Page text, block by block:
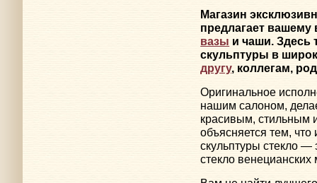
Магазин
предлагает
вазы и чаши. Здесь
скульптуры в
другу, коллегам,
Оригинальное
нашим салоном,
красивым, стильным
объясняется тем,
скульптуры стекло
стекло венецианских